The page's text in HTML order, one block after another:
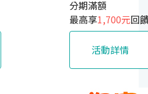
分期滿額
最高享1,700元回
活動詳情